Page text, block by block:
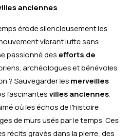
anciennes
érode silencieusement les
vibrant lutte sans
passionné des efforts de
archéologues et bénévoles
? Sauvegarder les merveilles
fascinantesvilles anciennes.
où les échos de l'histoire
de murs usés par le temps. Ces
récits gravés dans la pierre, des